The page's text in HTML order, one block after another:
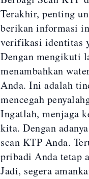
Terakhir, penting
berikan informasi
verifikasi identitas
Dengan mengikuti
menambahkan
Anda. Ini adalah
mencegah
Ingatlah, menjaga
kita. Dengan
scan KTP Anda.
pribadi Anda tetap
Jadi, segera